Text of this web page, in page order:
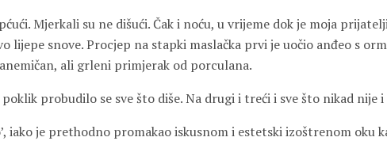
Mjerkali su ne dišući. Čak i noću, u vrijeme dok je moja
lijepe snove. Procjep na stapki maslačka prvi je uočio anđeo s
ali grleni primjerak od porculana.
probudilo se sve što diše. Na drugi i treći i sve što nikad nije i
iako je prethodno promakao iskusnom i estetski izoštrenom oku